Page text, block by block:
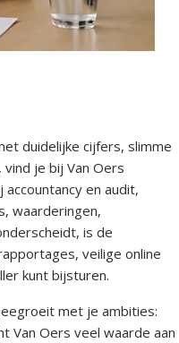
duidelijke cijfers, slimme
je bij Van Oers
en audit,
waarderingen,
is de
veilige online
kunt bijsturen.
met je ambities:
Van Oers veel waarde aan